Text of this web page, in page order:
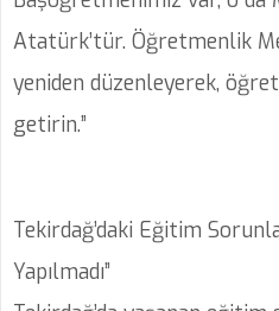
Atatürk’tür. Öğretmenlik
yeniden düzenleyerek,
getirin.”
Tekirdağ’daki Eğitim
Yapılmadı”